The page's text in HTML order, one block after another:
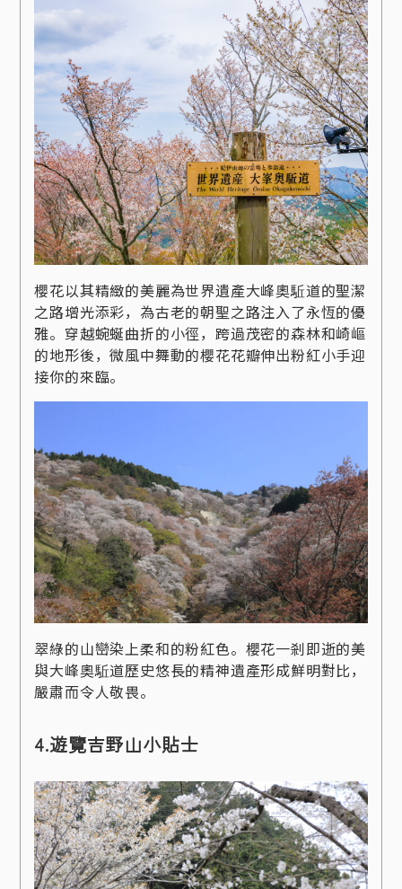
櫻花以其精緻的美麗為世界遺產大峰奧駈道的聖潔
之路增光添彩，為古老的朝聖之路注入了永恆的優
雅。穿越蜿蜒曲折的小徑，跨過茂密的森林和崎嶇
的地形後，微風中舞動的櫻花花瓣伸出粉紅小手迎
接你的來臨。
翠綠的山巒染上柔和的粉紅色。櫻花一剎即逝的美
與大峰奧駈道歷史悠長的精神遺產形成鮮明對比，
嚴肅而令人敬畏。
4.遊覽吉野山小貼士